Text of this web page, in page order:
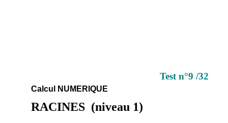
Test n°9 /32
Calcul NUMERIQUE
RACINES (niveau 1)